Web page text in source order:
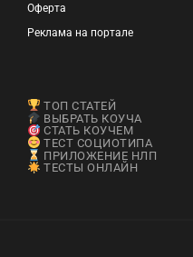
Оферта
Реклама на портале
ТОП СТАТЕЙ
ВЫБРАТЬ КОУЧА
СТАТЬ КОУЧЕМ
ТЕСТ СОЦИОТИПА
ПРИЛОЖЕНИЕ НЛП
ТЕСТЫ ОНЛАЙН